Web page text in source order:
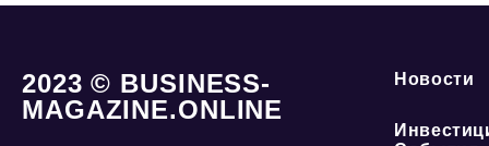
2023 © BUSINESS-
MAGAZINE.ONLINE
Новости